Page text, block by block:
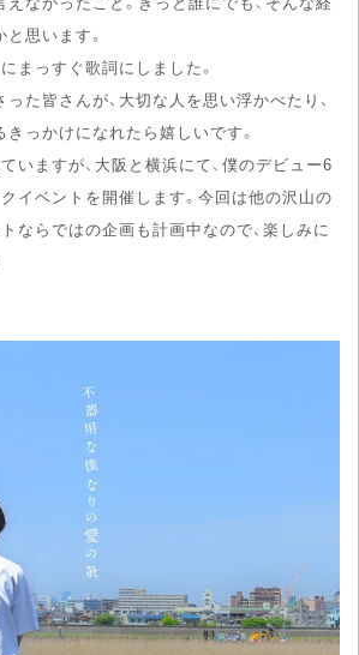
思います。
まっすぐ歌詞にしました。
た皆さんが、大切な人を思い浮かべたり、
っかけになれたら嬉しいです。
いますが、大阪と横浜にて、僕のデビュー6
イベントを開催します。今回は他の沢山の
ならではの企画も計画中なので、楽しみに